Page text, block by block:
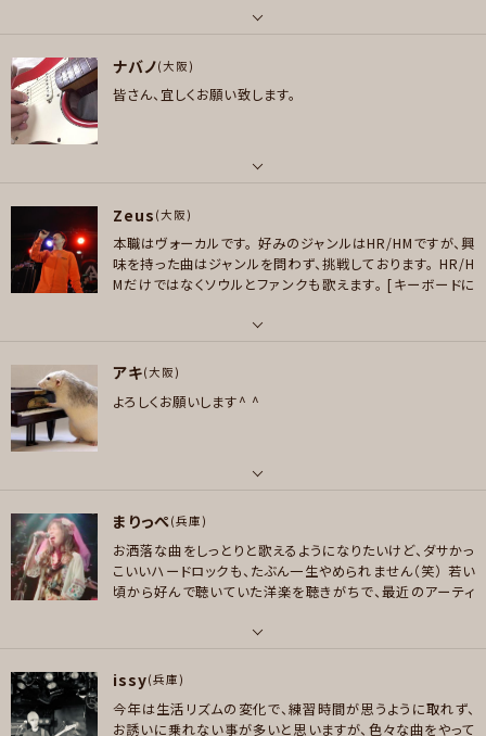
好きなジャンル
ポップス , ロック , ハードロック/ヘヴィメタル , ジャズ/フュージョン , ボサ
ノバ/ラテン , ゴスペル/アカペラ , アニソン/ボカロ
プレイヤー参加予定
たところ、ケイオンR40を知りました。ボーカル・ギターの表
ていければと思っております。よろしくお願いします♪
ボーカル , ギター
好きなアーティスト
スピッツ／Mr.Children／斉藤和義／フジファブリック／レミオロメン／奥田
ロック , パンク/メロコア
プレイヤー参加予定
メッセージ
ナバノ(大阪)
皆さん、宜しくお願い致します。
好きなアーティスト
AC/DC、robben ford,dean brown,matt schofield,arsenio rodrigue
ansas,journey,styx,reospeedwagon,prism,square,松岡直也、山下達
好きなジャンル
ロック , ハードロック/ヘヴィメタル , ファンク/ブルース , ジャズ/フュージョ
ン , ソウル/R＆B , ボサノバ/ラテン , ヒップホップ/レゲエ
メッセージ
Zeus (大阪)
本職はヴォーカルです。 好みのジャンルはHR/HMですが、興
味を持った曲はジャンルを問わず、挑戦しております。 HR/H
Mだけではなくソウルとファンクも歌えます。 [キーボードに
したが、やりたい曲が出てきたので自分で選曲した曲のメン
ーは練習との兼ね合いで判断します。
2VNA
ボーカル , ピアノ/キーボード
好きなアーティスト
[洋楽] Van Halen /Black Sabbath/Rainbow /Iron Maiden/King Cri
飢魔Ⅱ/Awesome City Club/MONDO GROSSO
好きなジャンル
ハードロック/ヘヴィメタル , ファンク/ブルース , ソウル/R＆B
プレイヤー参加予定
アキ(大阪)
よろしくお願いします^ ^
ピアノ/キーボード
好きなジャンル
ポップス , ロック
メッセージ
まりっぺ(兵庫)
お洒落な曲をしっとりと歌えるようになりたいけど、ダサかっ
こいいハードロックも、たぶん一生やめられません（笑） 若い
頃から好んで聴いていた洋楽を聴きがちで、最近のアーティ
知らなかった曲を歌うのもなかなか楽しいです(^^)🎶
ボーカル
好きなアーティスト
issy(兵庫)
今年は生活リズムの変化で、練習時間が思うように取れず、
お誘いに乗れない事が多いと思いますが、色々な曲をやって